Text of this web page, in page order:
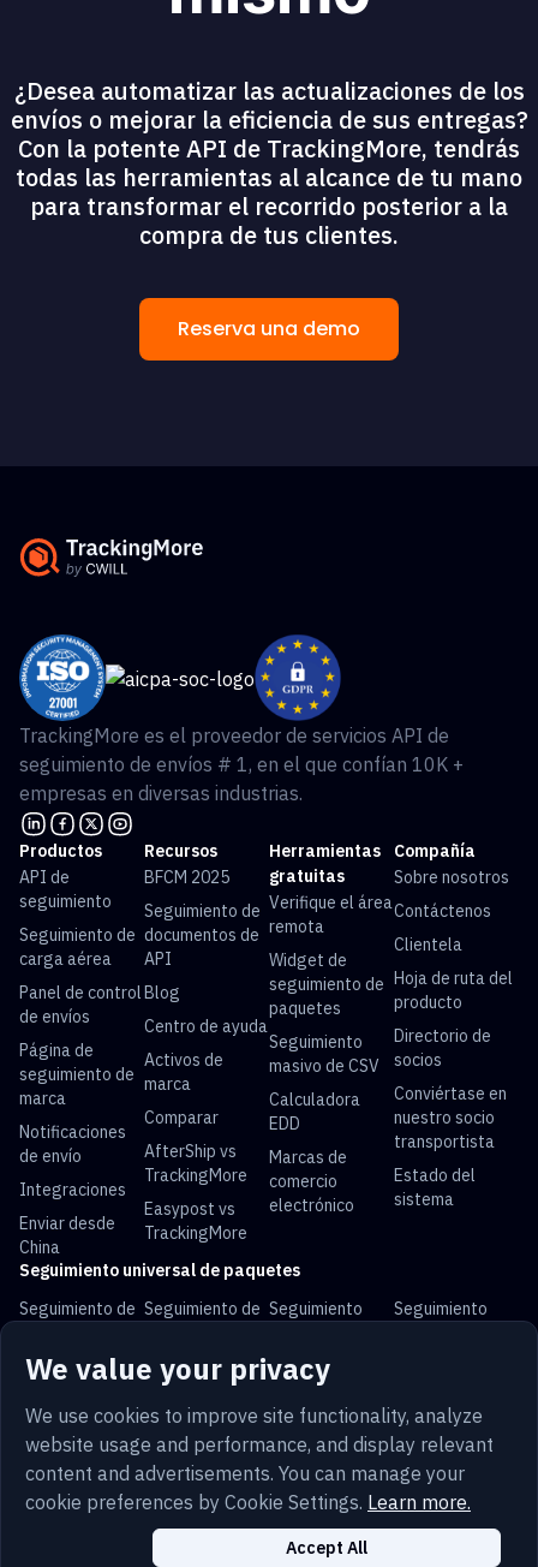
¿Desea automatizar las actualizaciones de los
envíos o mejorar la eficiencia de sus entregas?
Con la potente API de TrackingMore, tendrás
todas las herramientas al alcance de tu mano
para transformar el recorrido posterior a la
compra de tus clientes.
Reserva una demo
We value your privacy
We use cookies to improve site functionality, analyze
website usage and performance, and display relevant
content and advertisements. You can manage your
cookie preferences by Cookie Settings. Learn more.
Accept All
TrackingMore es el proveedor de servicios API de
seguimiento de envíos # 1, en el que confían 10K +
empresas en diversas industrias.
Productos
API de
seguimiento
Seguimiento de
carga aérea
Panel de control
de envíos
Página de
seguimiento de
marca
Notificaciones
de envío
Integraciones
Enviar desde
China
Recursos
BFCM 2025
Seguimiento de
documentos de
API
Blog
Centro de ayuda
Activos de
marca
Comparar
AfterShip vs
TrackingMore
Easypost vs
TrackingMore
Herramientas
gratuitas
Verifique el área
remota
Widget de
seguimiento de
paquetes
Seguimiento
masivo de CSV
Calculadora
EDD
Marcas de
comercio
electrónico
Compañía
Sobre nosotros
Contáctenos
Clientela
Hoja de ruta del
producto
Directorio de
socios
Conviértase en
nuestro socio
transportista
Estado del
sistema
Seguimiento universal de paquetes
Seguimiento de Seguimiento de Seguimiento
Seguimiento
Seguimiento de Seguimiento de Seguimiento de
Letra chica Privacidad
Mapa del sitio
Seguridad
Cookies